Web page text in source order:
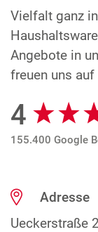
Vielfalt ganz
Angebote in
freuen uns auf
Google
4
155.400 Google
Adresse
Ueckerstraße